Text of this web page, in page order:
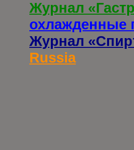
Журнал
охлажденные
Журнал
Russia